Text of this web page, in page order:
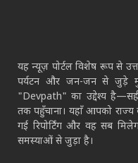
यह न्यूज़ पोर्टल विशेष रूप से
पर्यटन और जन-जन से जुड़े
"Devpath" का उद्देश्य
तक पहुँचाना। यहाँ आपको
गई रिपोर्टिंग और वह सब
समस्याओं से जुड़ा है।